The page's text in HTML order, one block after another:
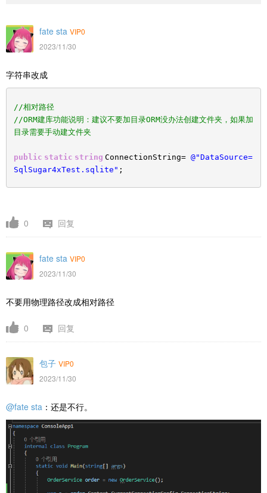
fate sta VIP0
2023/11/30
字符串改成
//相对路径
//ORM建库功能说明：建议不要加目录ORM没办法创建文件夹，如果加
目录需要手动建文件夹
public static string ConnectionString= @"DataSource=
SqlSugar4xTest.sqlite" ;
0 回复
fate sta VIP0
2023/11/30
不要用物理路径改成相对路径
0 回复
包子 VIP0
2023/11/30
@fate sta ：还是不行。